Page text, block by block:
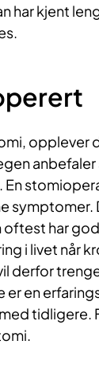
har kjent
opplever
symptomer.
oftest har
i livet når
derfor
er en
tidligere.